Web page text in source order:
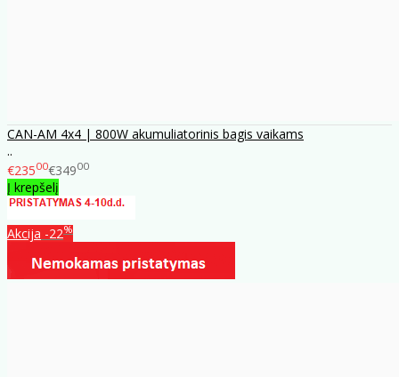
CAN-AM 4x4 | 800W akumuliatorinis bagis vaikams
..
€23500€34900
Į krepšelį
Akcija -22%